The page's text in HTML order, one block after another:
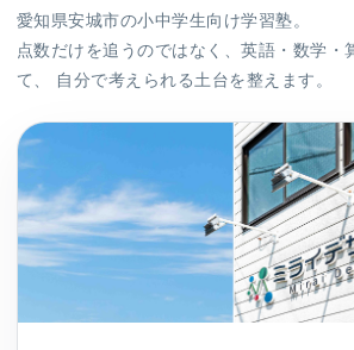
愛知県安城市の小中学生向け学習塾。
点数だけを追うのではなく、英語・数学・
て、 自分で考えられる土台を整えます。